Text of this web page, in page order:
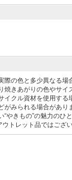
の色と多少異なる場
きあがりの色やサイ
クル資材を使用する
みられる場合があり
やきもの”の魅力の
トレット品ではござ